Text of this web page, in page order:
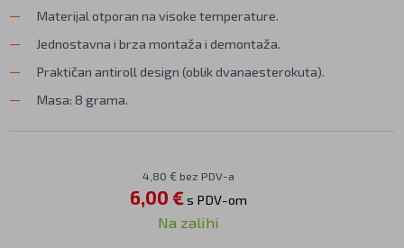
Materijal otporan na visoke temperature.
Jednostavna i brza montaža i demontaža.
Praktičan antiroll design (oblik dvanaesterokuta).
Masa: 8 grama.
4,80 € bez PDV-a
6,00 €s PDV-om
Na zalihi